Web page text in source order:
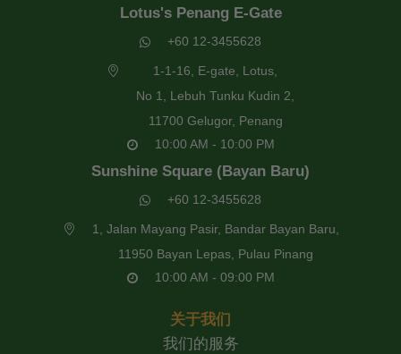
Lotus's Penang E-Gate
+60 12-3455628
1-1-16, E-gate, Lotus,
No 1, Lebuh Tunku Kudin 2,
11700 Gelugor, Penang
10:00 AM - 10:00 PM
Sunshine Square (Bayan Baru)
+60 12-3455628
1, Jalan Mayang Pasir, Bandar Bayan Baru,
11950 Bayan Lepas, Pulau Pinang
10:00 AM - 09:00 PM
关于我们
我们的服务